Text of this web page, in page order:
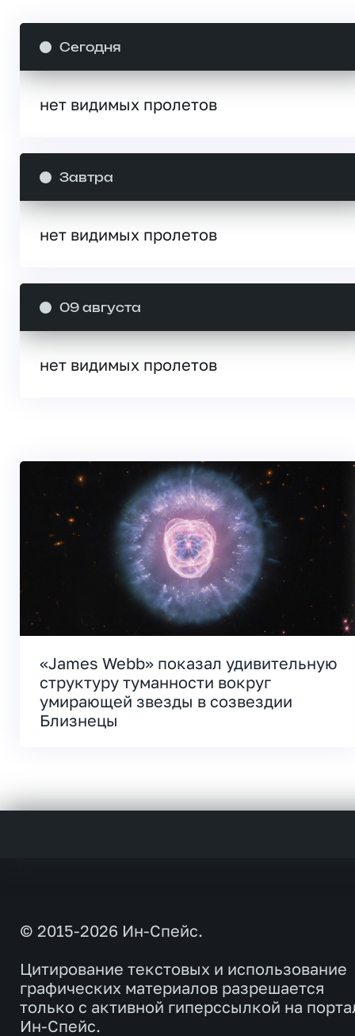
Сегодня
нет видимых пролетов
Завтра
нет видимых пролетов
09 августа
нет видимых пролетов
«James Webb» показал удивительную
структуру туманности вокруг
умирающей звезды в созвездии
Близнецы
© 2015-2026 Ин-Спейс.
Цитирование текстовых и использование
графических материалов разрешается
только с активной гиперссылкой на
Ин-Спейс.